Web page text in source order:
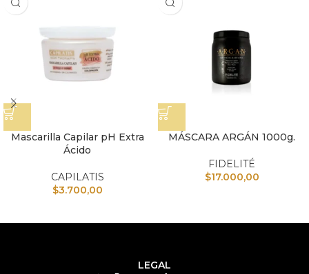
Mascarilla Capilar pH Extra
Ácido
CAPILATIS
$3.700,00
MÁSCARA ARGÁN 1000g.
FIDELITÉ
$17.000,00
LEGAL